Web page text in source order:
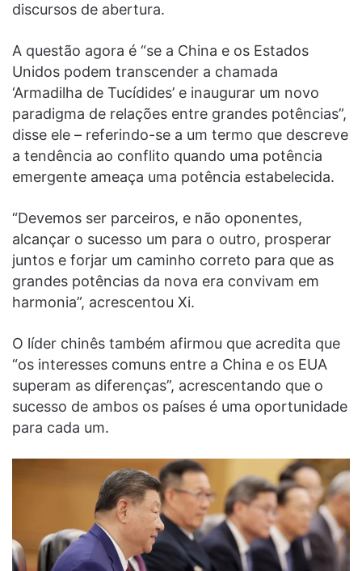
discursos de abertura.
A questão agora é “se a China e os Estados
Unidos podem transcender a chamada
‘Armadilha de Tucídides’ e inaugurar um novo
paradigma de relações entre grandes potências”,
disse ele – referindo-se a um termo que descreve
a tendência ao conflito quando uma potência
emergente ameaça uma potência estabelecida.
“Devemos ser parceiros, e não oponentes,
alcançar o sucesso um para o outro, prosperar
juntos e forjar um caminho correto para que as
grandes potências da nova era convivam em
harmonia”, acrescentou Xi.
O líder chinês também afirmou que acredita que
“os interesses comuns entre a China e os EUA
superam as diferenças”, acrescentando que o
sucesso de ambos os países é uma oportunidade
para cada um.